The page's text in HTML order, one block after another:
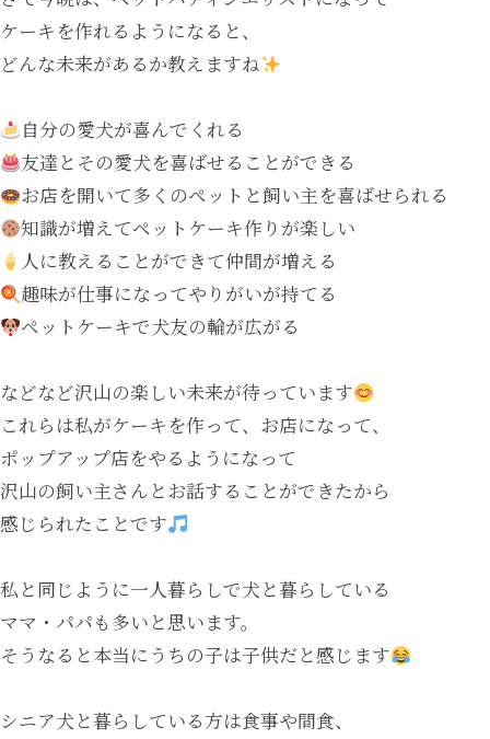
ケーキを作れるようになると、
どんな未来があるか教えますね
自分の愛犬が喜んでくれる
友達とその愛犬を喜ばせることができる
お店を開いて多くのペットと飼い主を喜ばせられる
知識が増えてペットケーキ作りが楽しい
人に教えることができて仲間が増える
趣味が仕事になってやりがいが持てる
ペットケーキで犬友の輪が広がる
などなど沢山の楽しい未来が待っています
これらは私がケーキを作って、お店になって、
ポップアップ店をやるようになって
沢山の飼い主さんとお話することができたから
感じられたことです
私と同じように一人暮らしで犬と暮らしている
ママ・パパも多いと思います。
そうなると本当にうちの子は子供だと感じます
シニア犬と暮らしている方は食事や間食、